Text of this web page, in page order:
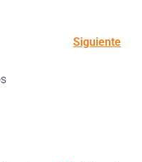
Siguiente